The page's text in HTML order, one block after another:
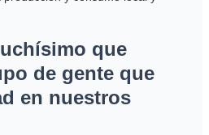
que
de gente que
en nuestros